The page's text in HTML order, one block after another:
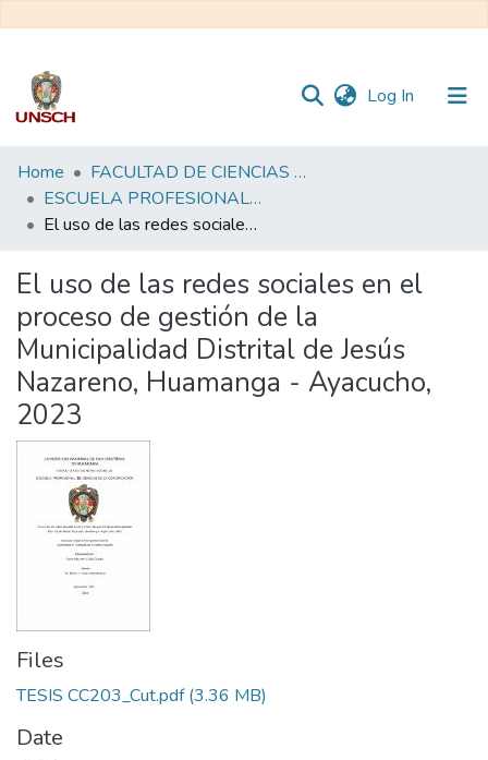
Log In (current)
Communities
&
Collections
Statistics
Home
FACULTAD DE CIENCIAS SOCIALES
ESCUELA PROFESIONAL DE CIENCIAS DE LA COMUNICACIÓN
El uso de las redes sociales en el proceso de gestión de la Municipalidad Distrital de Jesús Nazareno, Huamanga - Ayacucho, 2023
El uso de las redes sociales en el
proceso de gestión de la
Municipalidad Distrital de Jesús
Nazareno, Huamanga - Ayacucho,
2023
Files
TESIS CC203_Cut.pdf(3.36 MB)
Date